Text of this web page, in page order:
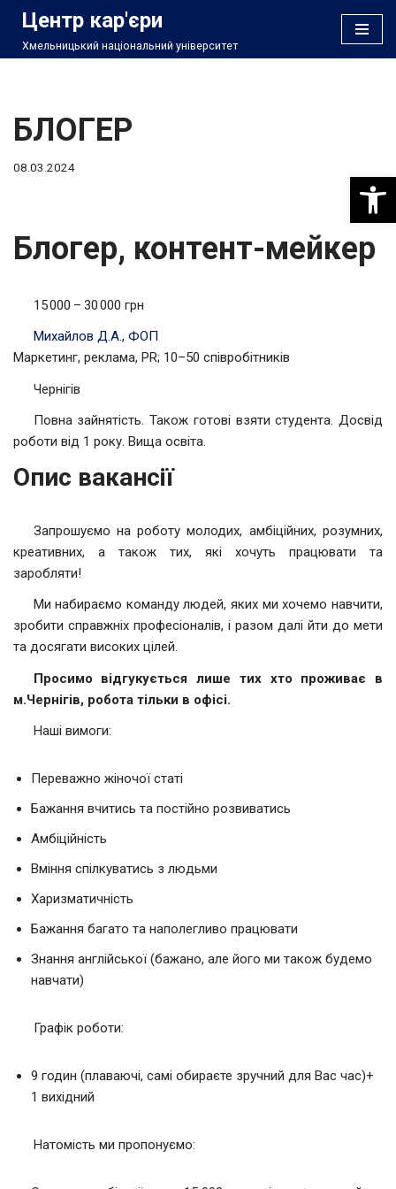
Перейти
Центр кар'єри
Хмельницький національний університет
БЛОГЕР
08.03.2024
Блогер, контент-мейкер
15 000 – 30 000 грн
Михайлов Д.А., ФОП
Маркетинг, реклама, PR; 10–50 співробітників
Чернігів
Повна зайнятість. Також готові взяти студента. Досвід
роботи від 1 року. Вища освіта.
Опис вакансії
Запрошуємо на роботу молодих, амбіційних, розумних,
креативних, а також тих, які хочуть працювати та
заробляти!
Ми набираємо команду людей, яких ми хочемо навчити,
зробити справжніх професіоналів, і разом далі йти до мети
та досягати високих цілей.
Просимо відгукується лише тих хто проживає в
м.Чернігів, робота тільки в офісі.
Наші вимоги:
Переважно жіночої статі
Бажання вчитись та постійно розвиватись
Амбіційність
Вміння спілкуватись з людьми
Харизматичність
Бажання багато та наполегливо працювати
Знання англійської (бажано, але його ми також будемо
навчати)
Графік роботи:
9 годин (плаваючі, самі обираєте зручний для Вас час)+
1 вихідний
Натомість ми пропонуємо: